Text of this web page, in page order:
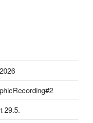
29.5.